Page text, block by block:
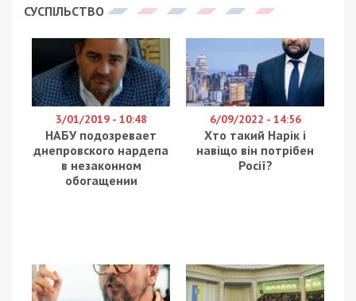
СУСПІЛЬСТВО
3/01/2019 - 10:48
НАБУ подозревает
днепровского нардепа
в незаконном
обогащении
6/09/2022 - 14:56
Хто такий Нарік і
навіщо він потрібен
Росії?